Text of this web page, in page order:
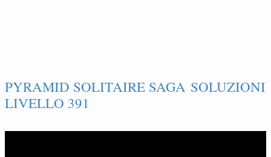
PYRAMID SOLITAIRE SAGA SOLUZIONI
LIVELLO 391